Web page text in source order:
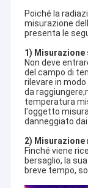
Poiché la
misurazione
presenta le
1)
Non deve
del campo di
rilevare in
da
temperatura
l'oggetto
danneggiato
2)
Finché viene
bersaglio, la
breve tempo,